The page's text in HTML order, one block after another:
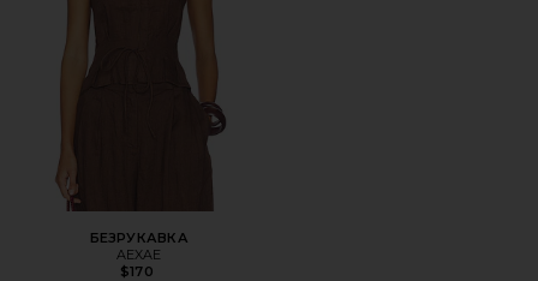
БЕЗРУКАВКА
AEXAE
$170